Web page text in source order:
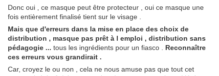
Donc oui , ce masque peut être protecteur , oui ce masque une
fois entièrement finalisé tient sur le visage .
Mais que d'erreurs dans la mise en place des choix de
distribution , masque pas prêt à l emploi , distribution sans
pédagogie ... tous les ingrédients pour un fiasco . Reconnaître
ces erreurs vous grandirait .
Car, croyez le ou non , cela ne nous amuse pas que tout cet